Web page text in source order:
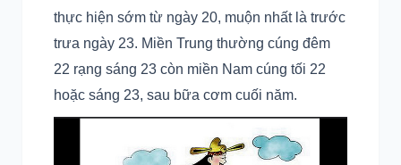
thực hiện sớm từ ngày 20, muộn nhất là trước
trưa ngày 23. Miền Trung thường cúng đêm
22 rạng sáng 23 còn miền Nam cúng tối 22
hoặc sáng 23, sau bữa cơm cuối năm.